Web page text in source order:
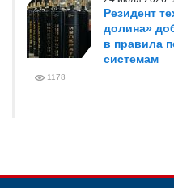
Резидент
долина»
в правила
системам
1178